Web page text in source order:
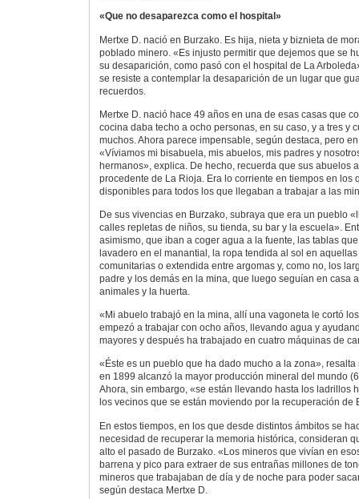
«Que no desaparezca como el hospital»
Mertxe D. nació en Burzako. Es hija, nieta y biznieta de
poblado minero. «Es injusto permitir que dejemos que se
su desaparición, como pasó con el hospital de La
se resiste a contemplar la desaparición de un lugar que
recuerdos.
Mertxe D. nació hace 49 años en una de esas casas que
cocina daba techo a ocho personas, en su caso, y a tres y
muchos. Ahora parece impensable, según destaca, pero
«Víviamos mi bisabuela, mis abuelos, mis padres y
hermanos», explica. De hecho, recuerda que sus abuelos
procedente de La Rioja. Era lo corriente en tiempos en los
disponibles para todos los que llegaban a trabajar a las
De sus vivencias en Burzako, subraya que era un pueblo
calles repletas de niños, su tienda, su bar y la escuela».
asimismo, que iban a coger agua a la fuente, las tablas
lavadero en el manantial, la ropa tendida al sol en
comunitarias o extendida entre argomas y, como no, los
padre y los demás en la mina, que luego seguían en casa
animales y la huerta.
«Mi abuelo trabajó en la mina, allí una vagoneta le cortó
empezó a trabajar con ocho años, llevando agua y
mayores y después ha trabajado en cuatro máquinas de
«Éste es un pueblo que ha dado mucho a la zona»,
en 1899 alcanzó la mayor producción mineral del mundo
Ahora, sin embargo, «se están llevando hasta los ladrillos
los vecinos que se están moviendo por la recuperación de
En estos tiempos, en los que desde distintos ámbitos se
necesidad de recuperar la memoria histórica, consideran
alto el pasado de Burzako. «Los mineros que vivían en
barrena y pico para extraer de sus entrañas millones de
mineros que trabajaban de día y de noche para poder
según destaca Mertxe D.